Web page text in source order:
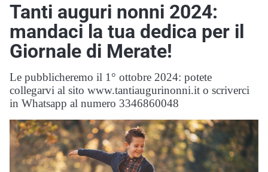
Tanti auguri nonni 2024:
mandaci la tua dedica per il
Giornale di Merate!
Le pubblicheremo il 1° ottobre 2024: potete
collegarvi al sito www.tantiaugurinonni.it o scriverci
in Whatsapp al numero 3346860048